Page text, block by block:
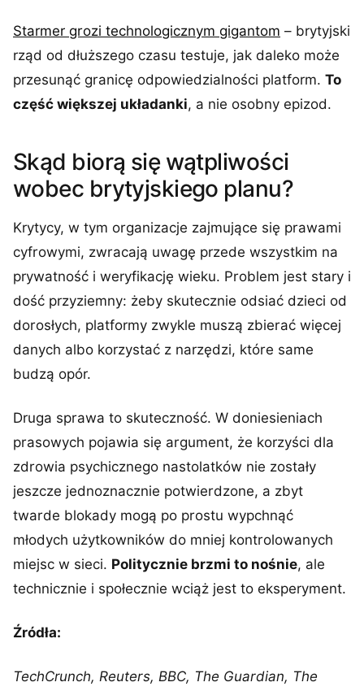
Starmer grozi technologicznym gigantom – brytyjski
rząd od dłuższego czasu testuje, jak daleko może
przesunąć granicę odpowiedzialności platform. To
część większej układanki, a nie osobny epizod.
Skąd biorą się wątpliwości
wobec brytyjskiego planu?
Krytycy, w tym organizacje zajmujące się prawami
cyfrowymi, zwracają uwagę przede wszystkim na
prywatność i weryfikację wieku. Problem jest stary i
dość przyziemny: żeby skutecznie odsiać dzieci od
dorosłych, platformy zwykle muszą zbierać więcej
danych albo korzystać z narzędzi, które same
budzą opór.
Druga sprawa to skuteczność. W doniesieniach
prasowych pojawia się argument, że korzyści dla
zdrowia psychicznego nastolatków nie zostały
jeszcze jednoznacznie potwierdzone, a zbyt
twarde blokady mogą po prostu wypchnąć
młodych użytkowników do mniej kontrolowanych
miejsc w sieci. Politycznie brzmi to nośnie, ale
technicznie i społecznie wciąż jest to eksperyment.
Źródła:
TechCrunch, Reuters, BBC, The Guardian, The